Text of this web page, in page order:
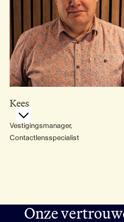
Kees
Vestigingsmanager,
Contactlensspecialist
Onze